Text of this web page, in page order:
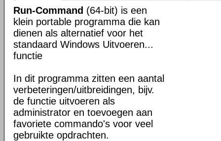
Run-Command (64-bit) is een
klein portable programma die kan
dienen als alternatief voor het
standaard Windows Uitvoeren...
functie
In dit programma zitten een aantal
verbeteringen/uitbreidingen, bijv.
de functie uitvoeren als
administrator en toevoegen aan
favoriete commando's voor veel
gebruikte opdrachten.